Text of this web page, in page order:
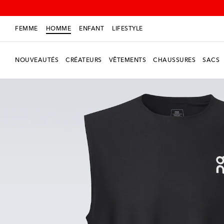
FEMME HOMME ENFANT LIFESTYLE
NOUVEAUTÉS CRÉATEURS VÊTEMENTS CHAUSSURES SACS